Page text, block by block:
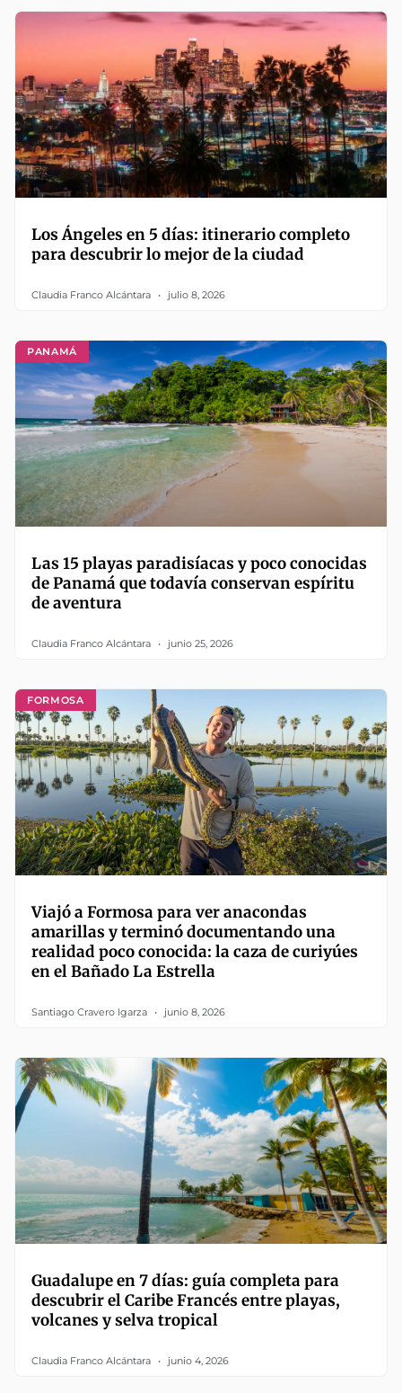
Los Ángeles en 5 días: itinerario completo
para descubrir lo mejor de la ciudad
Claudia Franco Alcántara julio 8, 2026
PANAMÁ
Las 15 playas paradisíacas y poco conocidas
de Panamá que todavía conservan espíritu
de aventura
Claudia Franco Alcántara junio 25, 2026
FORMOSA
Viajó a Formosa para ver anacondas
amarillas y terminó documentando una
realidad poco conocida: la caza de curiyúes
en el Bañado La Estrella
Santiago Cravero Igarza junio 8, 2026
Guadalupe en 7 días: guía completa para
descubrir el Caribe Francés entre playas,
volcanes y selva tropical
Claudia Franco Alcántara junio 4, 2026